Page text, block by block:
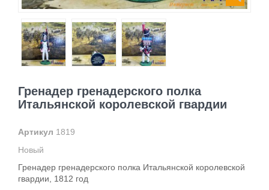
Гренадер гренадерского полка
Итальянской королевской гвардии
Артикул 1819
Новый
Гренадер гренадерского полка Итальянской королевской
гвардии, 1812 год